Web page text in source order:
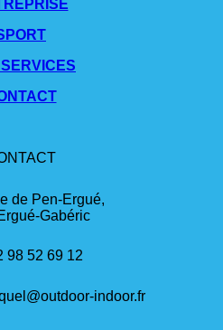
SERVICES
de Pen-Ergué,
Gabéric
98 52 69 12
indoor.fr